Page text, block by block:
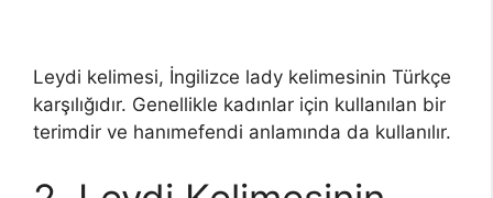
Leydi kelimesi, İngilizce lady kelimesinin Türkçe
karşılığıdır. Genellikle kadınlar için kullanılan bir
terimdir ve hanımefendi anlamında da kullanılır.